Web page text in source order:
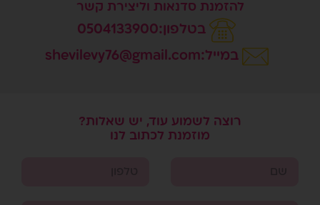
להזמנת סדנאות וליצירת קשר
בטלפון:0504133900
במייל:shevilevy76@gmail.com
רוצה לשמוע עוד, יש שאלות?
מוזמנת לכתוב לנו